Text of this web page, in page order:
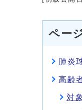
ペー
肺炎
高齢
対